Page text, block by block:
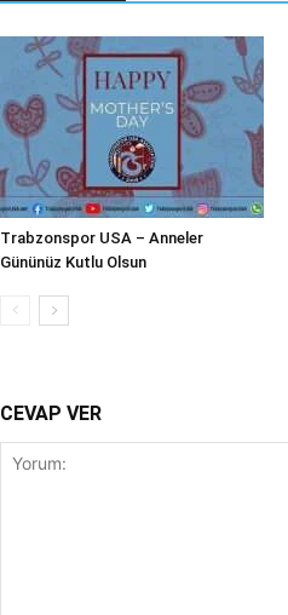
Trabzonspor USA – Anneler
Gününüz Kutlu Olsun
CEVAP VER